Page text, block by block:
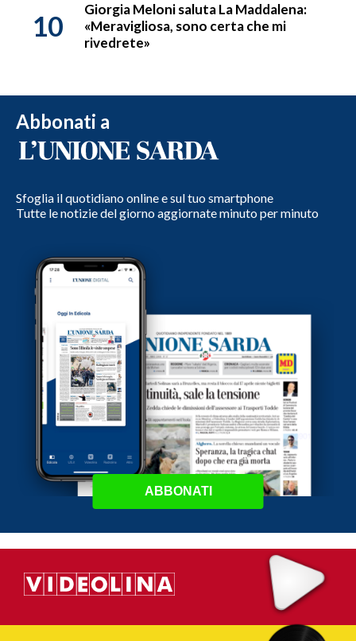
10
Giorgia Meloni saluta La Maddalena:
«Meravigliosa, sono certa che mi
rivedrete»
Abbonati a
Sfoglia il quotidiano online e sul tuo smartphone
Tutte le notizie del giorno aggiornate minuto per minuto
ABBONATI